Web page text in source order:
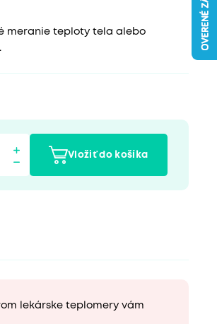
meranie teploty tela alebo
Vložiť do košíka
lekárske teplomery vám